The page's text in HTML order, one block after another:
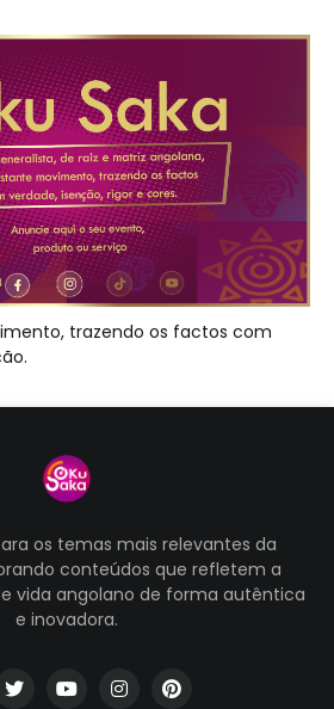
trazendo os factos com
os temas mais relevantes da
conteúdos que refletem a
vida angolano de forma autêntica
e inovadora.